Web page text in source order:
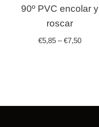
90º PVC encolar y
roscar
€5,85–€7,50